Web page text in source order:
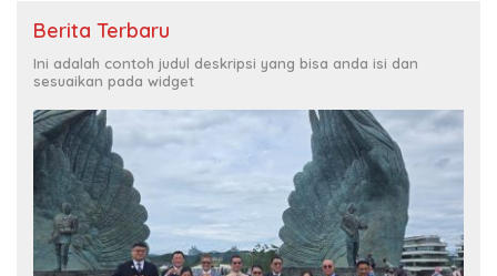
Berita Terbaru
Ini adalah contoh judul deskripsi yang bisa anda isi dan
sesuaikan pada widget